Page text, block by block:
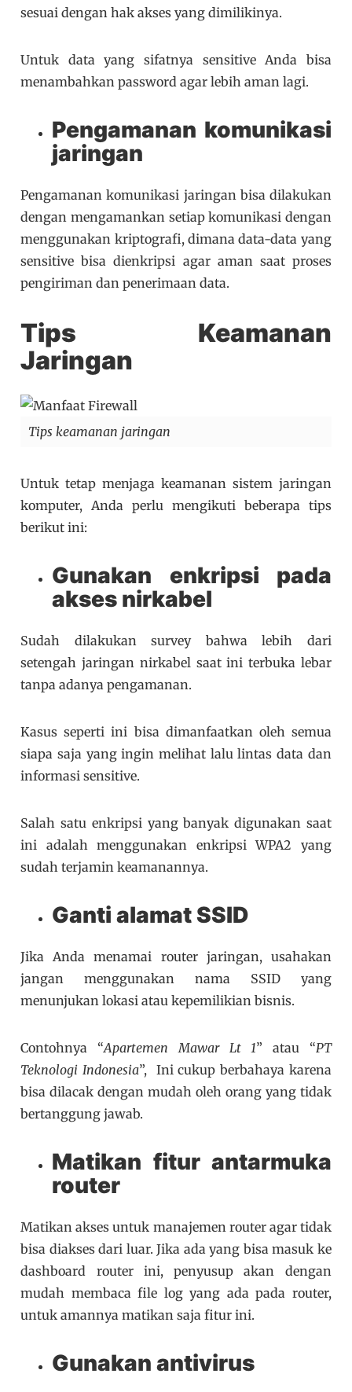
sesuai dengan hak akses yang dimilikinya.
Untuk data yang sifatnya sensitive Anda bisa
menambahkan password agar lebih aman lagi.
Pengamanan komunikasi
jaringan
Pengamanan komunikasi jaringan bisa dilakukan
dengan mengamankan setiap komunikasi dengan
menggunakan kriptografi, dimana data-data yang
sensitive bisa dienkripsi agar aman saat proses
pengiriman dan penerimaan data.
Tips Keamanan
Jaringan
Tips keamanan jaringan
Untuk tetap menjaga keamanan sistem jaringan
komputer, Anda perlu mengikuti beberapa tips
berikut ini:
Gunakan enkripsi pada
akses nirkabel
Sudah dilakukan survey bahwa lebih dari
setengah jaringan nirkabel saat ini terbuka lebar
tanpa adanya pengamanan.
Kasus seperti ini bisa dimanfaatkan oleh semua
siapa saja yang ingin melihat lalu lintas data dan
informasi sensitive.
Salah satu enkripsi yang banyak digunakan saat
ini adalah menggunakan enkripsi WPA2 yang
sudah terjamin keamanannya.
Ganti alamat SSID
Jika Anda menamai router jaringan, usahakan
jangan menggunakan nama SSID yang
menunjukan lokasi atau kepemilikian bisnis.
Contohnya “Apartemen Mawar Lt 1” atau “PT
Teknologi Indonesia”, Ini cukup berbahaya karena
bisa dilacak dengan mudah oleh orang yang tidak
bertanggung jawab.
Matikan fitur antarmuka
router
Matikan akses untuk manajemen router agar tidak
bisa diakses dari luar. Jika ada yang bisa masuk ke
dashboard router ini, penyusup akan dengan
mudah membaca file log yang ada pada router,
untuk amannya matikan saja fitur ini.
Gunakan antivirus